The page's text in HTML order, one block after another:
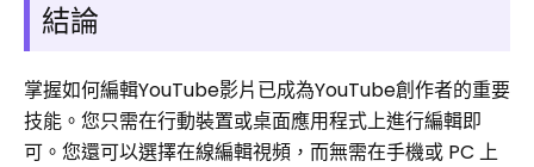
結論
掌握如何編輯YouTube影片已成為YouTube創作者的重要
技能。您只需在行動裝置或桌面應用程式上進行編輯即
可。您還可以選擇在線編輯視頻，而無需在手機或 PC 上